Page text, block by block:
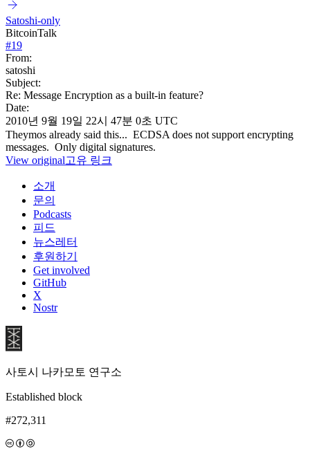
Satoshi-only
BitcoinTalk
#19
From:
satoshi
Subject:
Re: Message Encryption as a built-in feature?
Date:
2010년 9월 19일 22시 47분 0초 UTC
Theymos already said this... ECDSA does not support encrypting
messages. Only digital signatures.
View original고유 링크
소개
문의
Podcasts
피드
뉴스레터
후원하기
Get involved
GitHub
X
Nostr
사토시 나카모토 연구소
Established block
#272,311